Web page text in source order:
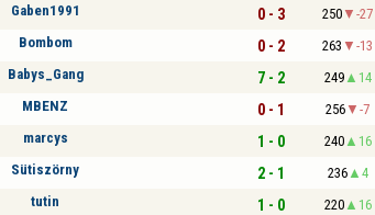
Gaben1991 0 - 3 250 -27
Bombom 0 - 2 263 -13
Babys_Gang 7 - 2 249 14
MBENZ 0 - 1 256 -7
marcys 1 - 0 240 16
Sütiszörny 2 - 1 236 4
tutin 1 - 0 220 16